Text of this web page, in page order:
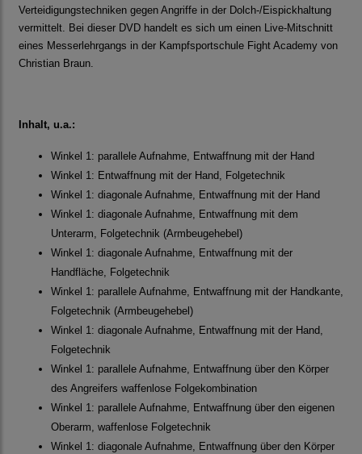
Verteidigungstechniken gegen Angriffe in der Dolch-/Eispickhaltung
vermittelt. Bei dieser DVD handelt es sich um einen Live-Mitschnitt
eines Messerlehrgangs in der Kampfsportschule Fight Academy von
Christian Braun.
Inhalt, u.a.:
Winkel 1: parallele Aufnahme, Entwaffnung mit der Hand
Winkel 1: Entwaffnung mit der Hand, Folgetechnik
Winkel 1: diagonale Aufnahme, Entwaffnung mit der Hand
Winkel 1: diagonale Aufnahme, Entwaffnung mit dem
Unterarm, Folgetechnik (Armbeugehebel)
Winkel 1: diagonale Aufnahme, Entwaffnung mit der
Handfläche, Folgetechnik
Winkel 1: parallele Aufnahme, Entwaffnung mit der Handkante,
Folgetechnik (Armbeugehebel)
Winkel 1: diagonale Aufnahme, Entwaffnung mit der Hand,
Folgetechnik
Winkel 1: parallele Aufnahme, Entwaffnung über den Körper
des Angreifers waffenlose Folgekombination
Winkel 1: parallele Aufnahme, Entwaffnung über den eigenen
Oberarm, waffenlose Folgetechnik
Winkel 1: diagonale Aufnahme, Entwaffnung über den Körper